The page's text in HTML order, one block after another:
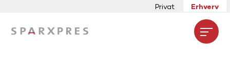
Privat Erhverv
Open